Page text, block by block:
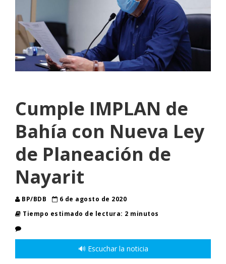
Cumple IMPLAN de
Bahía con Nueva Ley
de Planeación de
Nayarit
BP/BDB
6 de agosto de 2020
Tiempo estimado de lectura: 2 minutos
🔊 Escuchar la noticia